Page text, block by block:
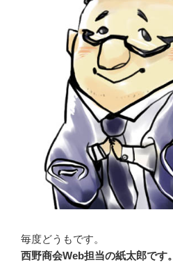
毎度どうもです。
西野商会Web担当の紙太郎です。